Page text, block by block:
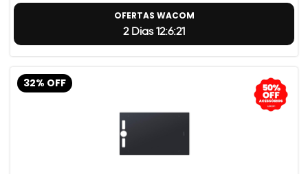
OFERTAS WACOM
2 Dias 12:6:20
32% OFF